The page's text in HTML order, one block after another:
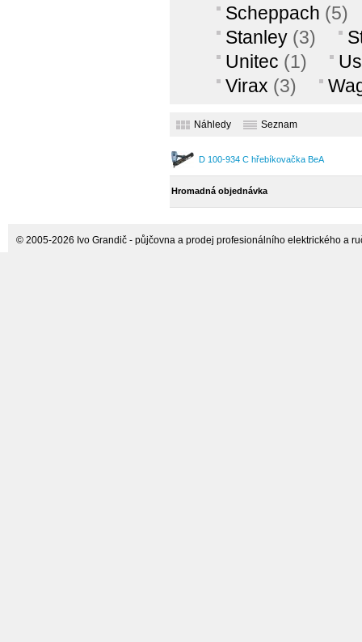
Scheppach (5)
Stanley (3)
Unitec (1)
Virax (3)
Náhledy Seznam
D 100-934 C hřebíkovačka BeA
Hromadná objednávka
© 2005-2026 Ivo Grandič - půjčovna a prodej profesionálního elektrického a